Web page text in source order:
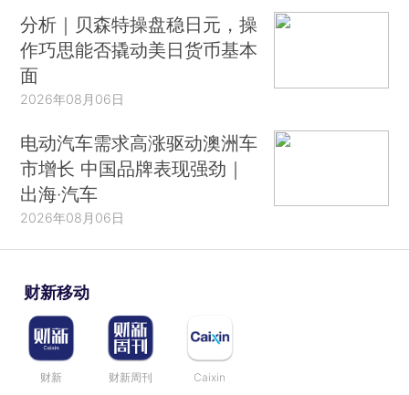
分析｜贝森特操盘稳日元，操
作巧思能否撬动美日货币基本
面
2026年08月06日
电动汽车需求高涨驱动澳洲车
市增长 中国品牌表现强劲｜
出海·汽车
2026年08月06日
财新移动
财新 财新周刊 Caixin